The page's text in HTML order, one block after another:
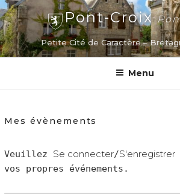
Aller
au
contenu
principal
Pont-Croix
Petite Cité de Caractère –
Menu
Mes évènements
Veuillez Se connecter/S'enregistrer
vos propres événements.